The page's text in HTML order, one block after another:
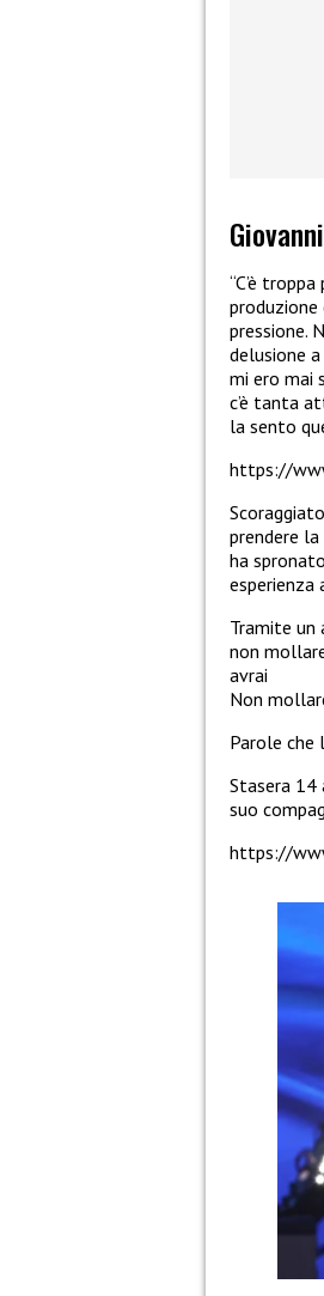
“C’è
produzione
pressione.
delusione
mi ero mai
c’è tanta
la sento
https://
prendere
ha
esperienza
Tramite un
non
avrai
Non
Parole che
Stasera 14
suo
https://